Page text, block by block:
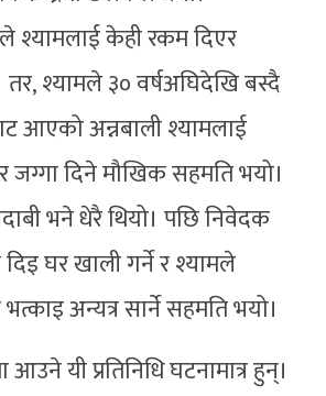
केही रकम दिएर
तर, श्यामले ३० वर्षअघिदेखि बस्दै
आएको अन्नबाली श्यामलाई
जग्गा दिने मौखिक सहमति भयो।
भने धेरै थियो। पछि निवेदक
घर खाली गर्ने र श्यामले
अन्यत्र सार्ने सहमति भयो।
यी प्रतिनिधि घटनामात्र हुन्।